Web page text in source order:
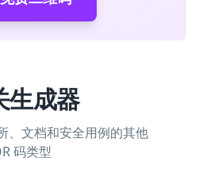
生成器
、文档和安全用例的其他
码类型